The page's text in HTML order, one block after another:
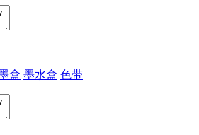
盒 墨水盒 色带